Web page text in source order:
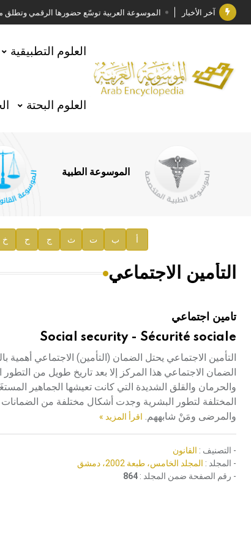
آخر الأخبار الموسوعة العربية توسّع حضورها الرقمي وتطلق
جائزة مجمع الملك سلمان العالمي للغة العربية 2025
الأستاذ إياد خالد الطباع مدير عام لهيئة الموسوعة
السيد محمد ياسين صالح وزيرا للثقافة
توصيات مجلس الإدارة
صدور المجلد السابع من موسوعة الآثار في سورية
إعلان..
هيئة الموسوعة العربية تطلق موسوعات جديدة في عام
العلوم التطبيقية
العلوم البحتة
الموسوعة الطبية
أ ب ت ث ج ح خ
التأمين الاجتماعي
تامين اجتماعي
Social security - Sécurité sociale
التأمين الاجتماعي يحتل الضمان (التأمين) الاجتماعي أهمية
الضمان الاجتماعي هذا المركز إلا بعد تاريخ طويل من
والحرمان والقلق الشديدة التي كانت تعيشها الجماهير
المختلفة لتطور البشرية وجدت أشكال مختلفة من الضمانات
والمرضى ومَنْ شابههم. اقرأ المزيد »
- التصنيف : القانون
- المجلد : المجلد الخامس، طبعة 2002، دمشق
- رقم الصفحة ضمن المجلد : 864